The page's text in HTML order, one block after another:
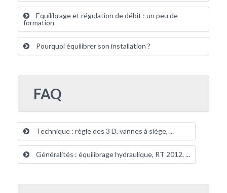
Equilibrage et régulation de débit : un peu de
formation
Pourquoi équilibrer son installation ?
FAQ
Technique : règle des 3 D, vannes à siège, ...
Généralités : équilibrage hydraulique, RT 2012, ...